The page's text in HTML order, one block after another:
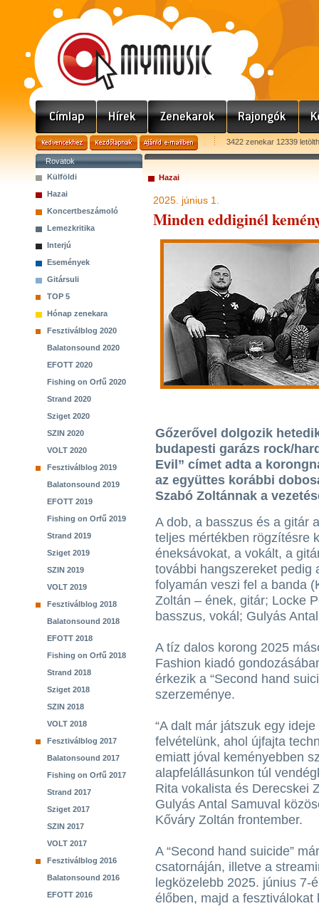
3422 zenekar 12339
Rovatok
Külföldi
Hazai
Koncertbeszámoló
Lemezkritika
Interjú
Események
Gitársuli
TOP 5
Hónap zenekara
Fesztiválblog 2020
Balatonsound 2020
EFOTT 2020
Fishing on Orfű 2020
Strand 2020
Sziget 2020
SZIN 2020
VOLT 2020
Fesztiválblog 2019
Balatonsound 2019
EFOTT 2019
Fishing on Orfű 2019
Strand 2019
Sziget 2019
SZIN 2019
VOLT 2019
Fesztiválblog 2018
Balatonsound 2018
EFOTT 2018
Fishing on Orfű 2018
Strand 2018
Sziget 2018
SZIN 2018
VOLT 2018
Fesztiválblog 2017
Balatonsound 2017
Fishing on Orfű 2017
Strand 2017
Sziget 2017
SZIN 2017
VOLT 2017
Fesztiválblog 2016
Balatonsound 2016
EFOTT 2016
Hazai
2025. június 1.
Minden eddiginél
Gőzerővel dolgozik
budapesti garázs rock/
Evil” címet adta a
az együttes korábbi
Szabó Zoltánnak a
A dob, a basszus és a gitár
teljes mértékben rögzítésre
éneksávokat, a vokált, a
további hangszereket pedig
folyamán veszi fel a banda
Zoltán – ének, gitár; Locke
basszus, vokál; Gulyás
A tíz dalos korong 2025
Fashion kiadó
érkezik a “Second hand
szerzeménye.
“A dalt már játszuk egy
felvételünk, ahol újfajta
emiatt jóval keményebben
alapfelállásunkon túl
Rita vokalista és Derecskei
Gulyás Antal Samuval
Kőváry Zoltán frontember.
A “Second hand suicide”
csatornáján, illetve a
legközelebb 2025. június 7-
élőben, majd a